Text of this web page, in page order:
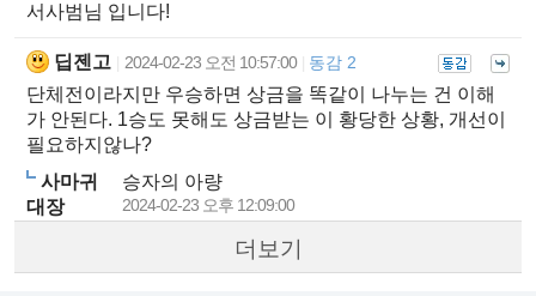
서사범님 입니다!
딥젠고 2024-02-23 오전 10:57:00 동감 2
단체전이라지만 우승하면 상금을 똑같이 나누는 건 이해
가 안된다. 1승도 못해도 상금받는 이 황당한 상황, 개선이
필요하지않나?
사마귀
대장
승자의 아량
2024-02-23 오후 12:09:00
더보기